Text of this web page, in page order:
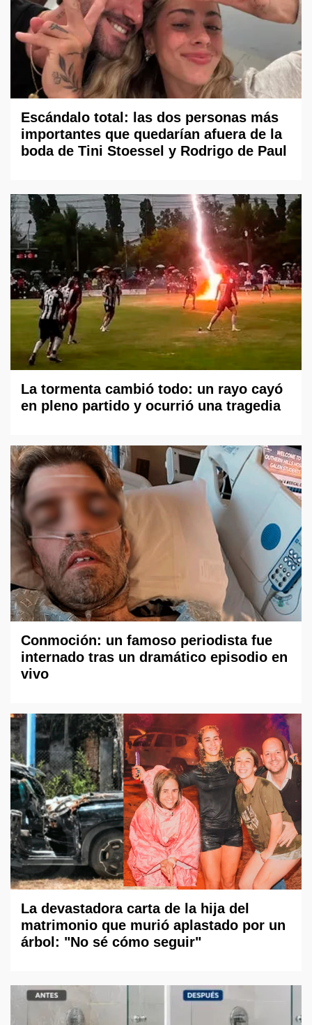
Escándalo total: las dos personas más
importantes que quedarían afuera de la
boda de Tini Stoessel y Rodrigo de Paul
La tormenta cambió todo: un rayo cayó
en pleno partido y ocurrió una tragedia
Conmoción: un famoso periodista fue
internado tras un dramático episodio en
vivo
La devastadora carta de la hija del
matrimonio que murió aplastado por un
árbol: "No sé cómo seguir"